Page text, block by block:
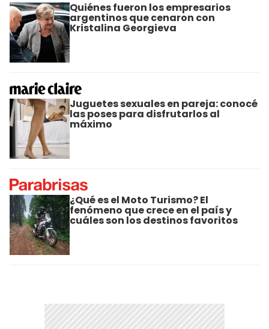
Quiénes fueron los empresarios
argentinos que cenaron con
Kristalina Georgieva
Juguetes sexuales en pareja: conocé
las poses para disfrutarlos al
máximo
¿Qué es el Moto Turismo? El
fenómeno que crece en el país y
cuáles son los destinos favoritos